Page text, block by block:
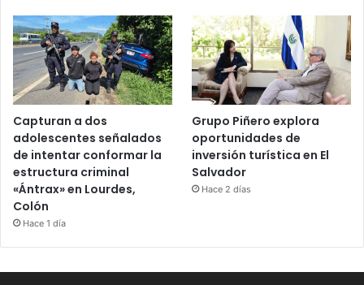
Capturan a dos
adolescentes señalados
de intentar conformar la
estructura criminal
«Ántrax» en Lourdes,
Colón
Hace 1 día
Grupo Piñero explora
oportunidades de
inversión turística en El
Salvador
Hace 2 días